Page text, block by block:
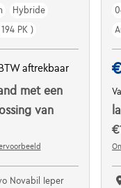
Hybride
PK )
BTW aftrekbaar
met een
van
Novabil Ieper